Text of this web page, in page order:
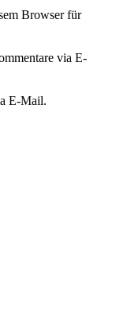
Browser für
via E-
E-Mail.